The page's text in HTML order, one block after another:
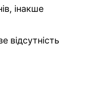
інакше
відсутність